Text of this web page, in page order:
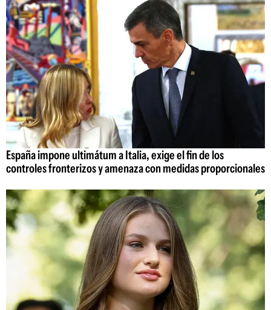
España impone ultimátum a Italia, exige el fin de los
controles fronterizos y amenaza con medidas proporcionales